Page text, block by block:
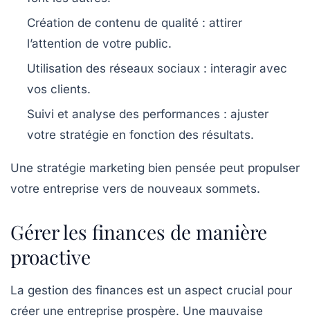
Création de contenu de qualité : attirer
l’attention de votre public.
Utilisation des réseaux sociaux : interagir avec
vos clients.
Suivi et analyse des performances : ajuster
votre stratégie en fonction des résultats.
Une stratégie marketing bien pensée peut propulser
votre entreprise vers de nouveaux sommets.
Gérer les finances de manière
proactive
La gestion des finances est un aspect crucial pour
créer une entreprise prospère. Une mauvaise